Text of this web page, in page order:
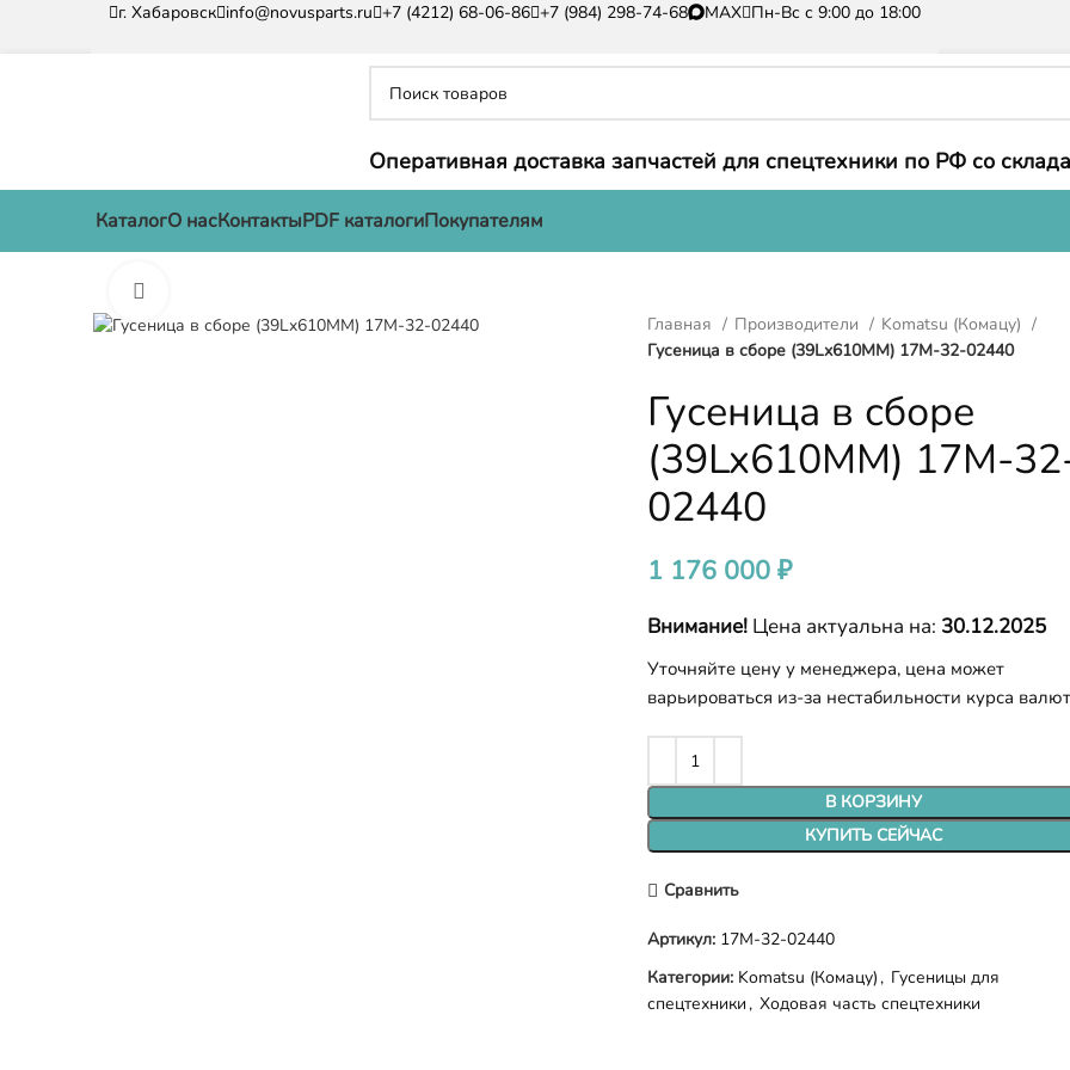
г. Хабаровск info@novusparts.ru +7 (4212) 68-06-86 +7 (984) 298-74-68 MAX Пн-Вс с 9:00 до 18:00
Оперативная доставка запчастей для спецтехники по РФ со
КаталогО насКонтактыPDF каталогиПокупателям
Главная Производители
Komatsu (Комацу)
Гусеница в сборе (39Lx610MM) 17M-32-02440
Гусеница в сборе
(39Lx610MM) 17M-
02440
1 176 000₽
Внимание! Цена актуальна на: 30.12.2025
Уточняйте цену у менеджера, цена может
варьироваться из-за нестабильности курса
В КОРЗИНУ
КУПИТЬ СЕЙЧАС
Сравнить
Артикул: 17M-32-02440
Категории: Komatsu (Комацу) , Гусеницы для
спецтехники , Ходовая часть спецтехники